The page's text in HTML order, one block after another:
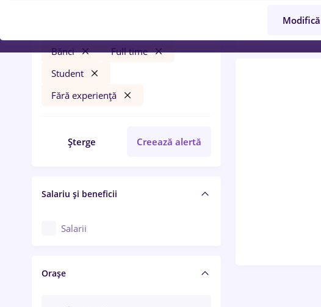
Bănci
Full time
Student
Fără experiență
Șterge Creează alertă
Salariu și beneficii
Salarii
Orașe